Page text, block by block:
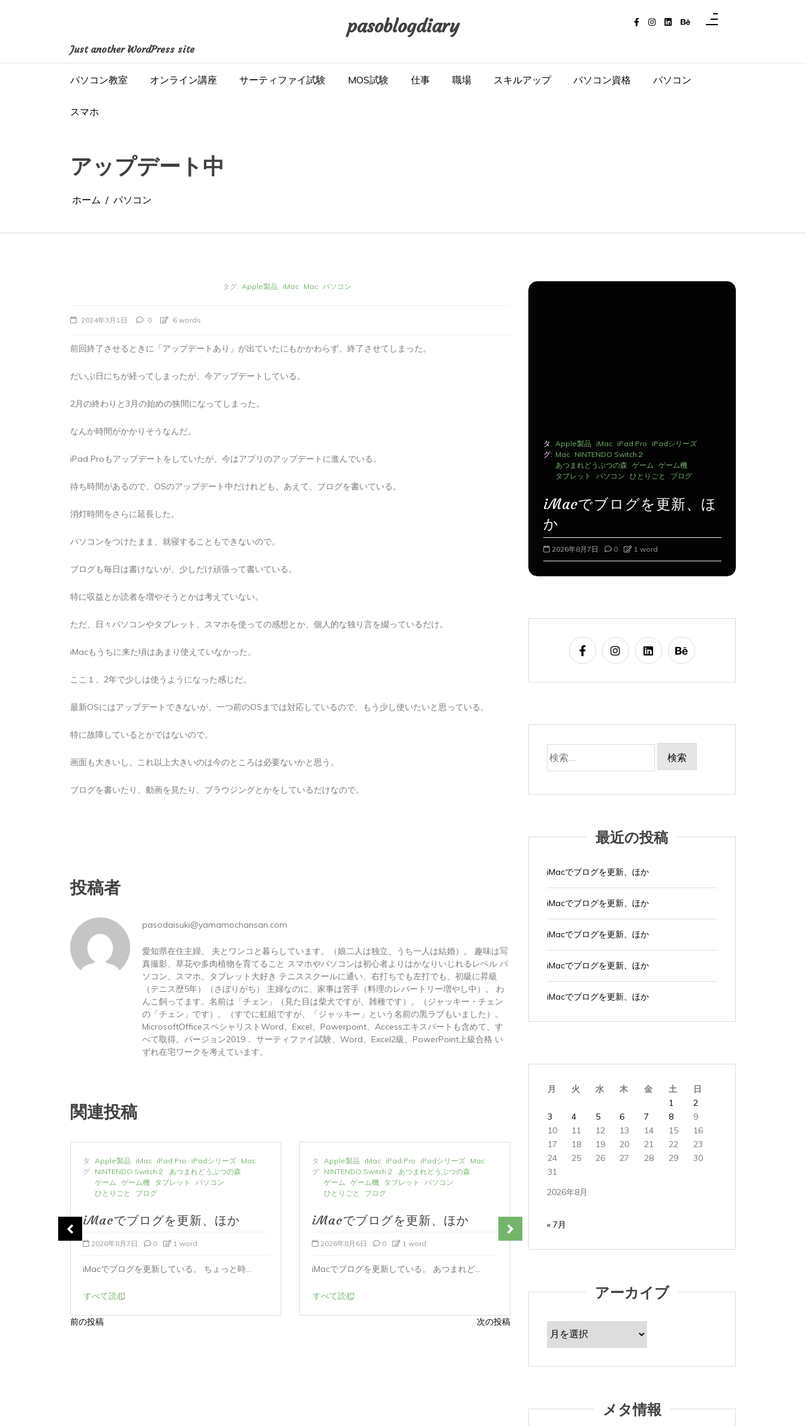
pasoblogdiary
Just another WordPress site
パソコン教室 オンライン講座 サーティファイ試験 MOS試験 仕事 職場 スキルアップ パソコン資格 パソコン
スマホ
アップデート中
ホーム パソコン
タグ: Apple製品 iMac Mac パソコン
2024年3月1日 0 6 words
前回終了させるときに「アップデートあり」が出ていたにもかかわらず、終了させてしまった。
だいぶ日にちが経ってしまったが、今アップデートしている。
2月の終わりと3月の始めの狭間になってしまった。
なんか時間がかかりそうなんだ。
iPad Proもアップデートをしていたが、今はアプリのアップデートに進んでいる。
待ち時間があるので、OSのアップデート中だけれども、あえて、ブログを書いている。
消灯時間をさらに延長した。
パソコンをつけたまま、就寝することもできないので。
ブログも毎日は書けないが、少しだけ頑張って書いている。
特に収益とか読者を増やそうとかは考えていない。
ただ、日々パソコンやタブレット、スマホを使っての感想とか、個人的な独り言を綴っているだけ。
iMacもうちに来た頃はあまり使えていなかった。
ここ１、2年で少しは使うようになった感じだ。
最新OSにはアップデートできないが、一つ前のOSまでは対応しているので、もう少し使いたいと思っている。
特に故障しているとかではないので。
画面も大きいし、これ以上大きいのは今のところは必要ないかと思う。
ブログを書いたり、動画を見たり、ブラウジングとかをしているだけなので。
投稿者
pasodaisuki@yamamochansan.com
愛知県在住主婦。 夫とワンコと暮らしています。（娘二人は独立、うち一人は結婚）。 趣味は写
真撮影、草花や多肉植物を育てること スマホやパソコンは初心者よりはかなりいじれるレベル パ
ソコン、スマホ、タブレット大好き テニススクールに通い、右打ちでも左打でも、初級に昇級
（テニス歴5年）（さぼりがち） 主婦なのに、家事は苦手（料理のレパートリー増やし中）。 わ
んこ飼ってます。名前は「チェン」（見た目は柴犬ですが、雑種です）。（ジャッキー・チェン
の「チェン」です）。（すでに虹組ですが、「ジャッキー」という名前の黒ラブもいました）。
MicrosoftOfficeスペシャリストWord、Excel、Powerpoint、Accessエキスパートも含めて、す
べて取得。バージョン2019． サーティファイ試験、Word、Excel2級、PowerPoint上級合格 い
ずれ在宅ワークを考えています。
関連投稿
タ
グ:
Apple製品 iMac iPad Pro iPadシリーズ Mac
NINTENDO Switch２
あつまれどうぶつの森
ゲーム ゲーム機 タブレット
パソコン
ひとりごと
ブログ
iMacでブログを更新、ほか
2026年8月7日 0 1 word
iMacでブログを更新している。 ちょっと時...
すべて読む
タ
グ:
Apple製品 iMac iPad Pro iPadシリーズ Mac
NINTENDO Switch２
あつまれどうぶつの森
ゲーム ゲーム機 タブレット
パソコン
ひとりごと
ブログ
iMacでブログを更新、ほか
2026年8月6日 0 1 word
iMacでブログを更新している。 あつまれど...
すべて読む
グ:
Apple製品 iMac iPad Pro iPadシリーズ Mac
NINTENDO Switch２
ひとりごと
iMacでブログを更新、ほか
すべて読む
投
前の投稿 次の投稿
グ: Mac
NINTENDO Switch２
あつまれどうぶつの森
ゲーム
ゲーム機
か
1 word
グ: Mac
NINTENDO Switch２
あつまれどうぶつの森
タ
グ:
Apple製品 iMac iPad Pro
iPadシリーズ
Mac
NINTENDO Switch２
あつまれどうぶつの森 ゲーム ゲーム機
タブレット
パソコン ひとりごと ブログ
iMacでブログを更新、ほ
か
2026年8月7日 0 1 word
索:
最近の投稿
iMacでブログを更新、ほか
iMacでブログを更新、ほか
iMacでブログを更新、ほか
iMacでブログを更新、ほか
iMacでブログを更新、ほか
2026年8月
月 火 水 木 金 土
日
1
2
3
4 5 6 7 8
9
10
11 12 13 14 15
16
17
18 19 20 21 22
23
24
25 26 27 28 29
30
31
« 7月
アーカイブ
ー
カ
イ
メタ情報